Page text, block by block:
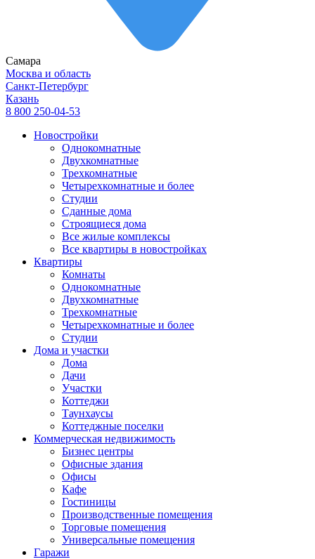
Самара
Москва и область
Санкт-Петербург
Казань
8 800 250-04-53
Новостройки
Однокомнатные
Двухкомнатные
Трехкомнатные
Четырехкомнатные и более
Студии
Сданные дома
Строящиеся дома
Все жилые комплексы
Все квартиры в новостройках
Квартиры
Комнаты
Однокомнатные
Двухкомнатные
Трехкомнатные
Четырехкомнатные и более
Студии
Дома и участки
Дома
Дачи
Участки
Коттеджи
Таунхаусы
Коттеджные поселки
Коммерческая недвижимость
Бизнес центры
Офисные здания
Офисы
Кафе
Гостиницы
Производственные помещения
Торговые помещения
Универсальные помещения
Гаражи